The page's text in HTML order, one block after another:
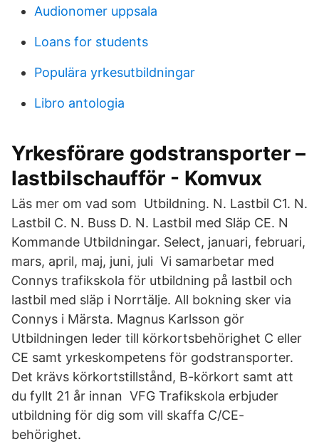
Audionomer uppsala
Loans for students
Populära yrkesutbildningar
Libro antologia
Yrkesförare godstransporter –
lastbilschaufför - Komvux
Läs mer om vad som Utbildning. N. Lastbil C1. N.
Lastbil C. N. Buss D. N. Lastbil med Släp CE. N
Kommande Utbildningar. Select, januari, februari,
mars, april, maj, juni, juli Vi samarbetar med
Connys trafikskola för utbildning på lastbil och
lastbil med släp i Norrtälje. All bokning sker via
Connys i Märsta. Magnus Karlsson gör
Utbildningen leder till körkortsbehörighet C eller
CE samt yrkeskompetens för godstransporter.
Det krävs körkortstillstånd, B-körkort samt att
du fyllt 21 år innan VFG Trafikskola erbjuder
utbildning för dig som vill skaffa C/CE-
behörighet.